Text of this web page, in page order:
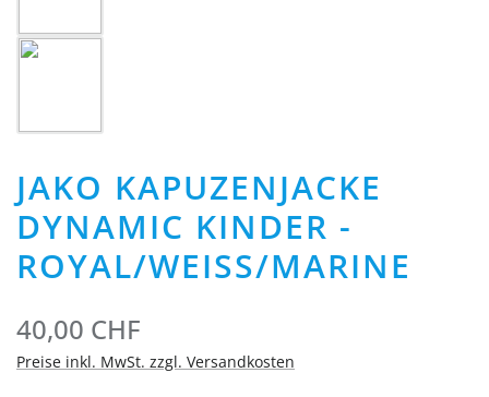
JAKO KAPUZENJACKE
DYNAMIC KINDER -
ROYAL/WEISS/MARINE
40,00 CHF
Preise inkl. MwSt. zzgl. Versandkosten